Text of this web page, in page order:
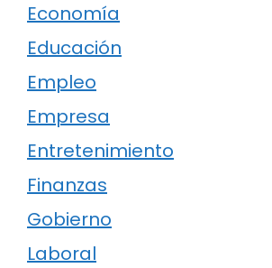
Economía
Educación
Empleo
Empresa
Entretenimiento
Finanzas
Gobierno
Laboral